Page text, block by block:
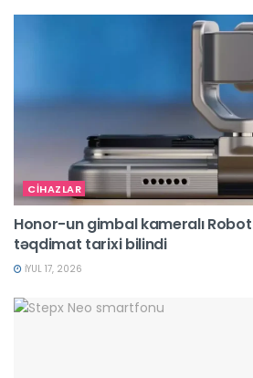
CİHAZLAR
Honor-un gimbal kameralı
təqdimat tarixi bilindi
İYUL 17, 2026